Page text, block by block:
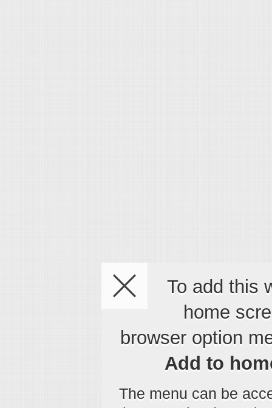
To add this
home
browser option
Add to
The menu can be